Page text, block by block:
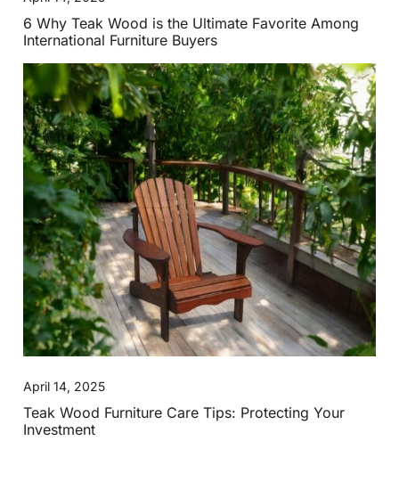
6 Why Teak Wood is the Ultimate Favorite Among
International Furniture Buyers
April 14, 2025
Teak Wood Furniture Care Tips: Protecting Your
Investment